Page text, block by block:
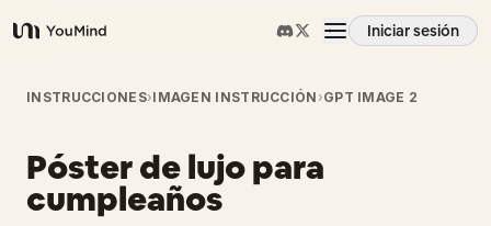
YouMind
Iniciar sesión
Resumen
Casos de uso
INSTRUCCIONES›IMAGEN INSTRUCCIÓN ›GPT IMAGE 2
Póster de lujo para
cumpleaños